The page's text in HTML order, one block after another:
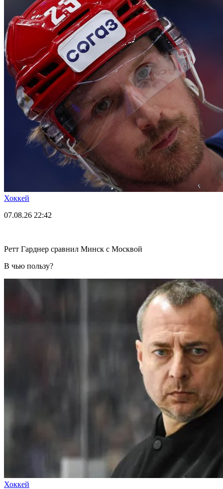
Хоккей
07.08.26 22:42
Ретт Гарднер сравнил Минск с Москвой
В чью пользу?
Хоккей